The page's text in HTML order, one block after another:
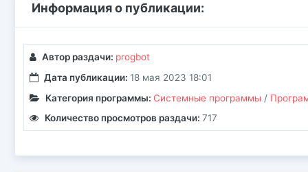
Информация о публикации:
Автор раздачи: progbot
Дата публикации: 18 мая 2023 18:01
Категория программы: Системные программы/
Количество просмотров раздачи: 717